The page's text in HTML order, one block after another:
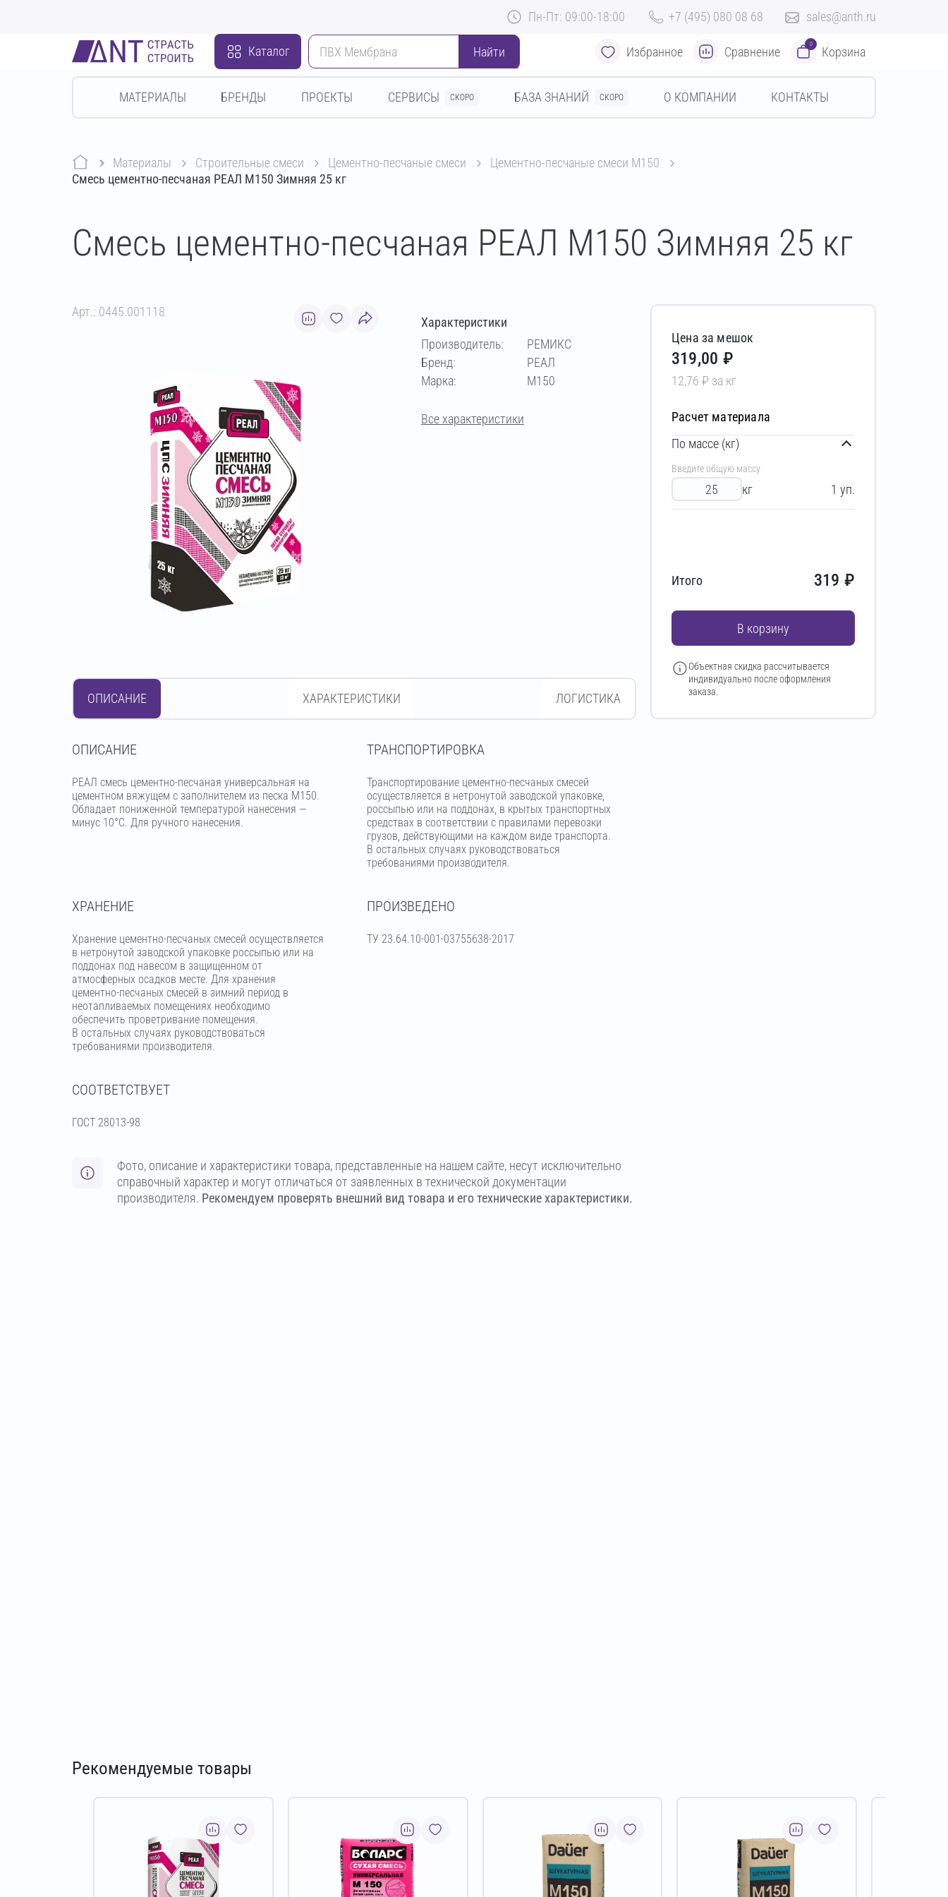
Пн-Пт: 09:00-18:00 +7 (495) 080 08 68 sales@anth.ru
Каталог Найти Избранное Сравнение
0
Корзина
МАТЕРИАЛЫ БРЕНДЫ ПРОЕКТЫ СЕРВИСЫ СКОРО БАЗА ЗНАНИЙ СКОРО О КОМПАНИИ КОНТАКТЫ
Материалы строительные смеси цементно-песчаные смеси
цементно-песчаные смеси М150
Смесь цементно-песчаная РЕАЛ М150 Зимняя 25 кг
Смесь цементно-песчаная РЕАЛ М150 Зимняя 25 кг
Арт.: 0445.001118
Характеристики
Производитель:
РЕМИКС
Бренд:
РЕАЛ
Марка:
М150
Все характеристики
ОПИСАНИЕ ХАРАКТЕРИСТИКИ ЛОГИСТИКА
OПИСАНИЕ
РЕАЛ смесь цементно-песчаная универсальная на
цементном вяжущем с заполнителем из песка М150.
Обладает пониженной температурой нанесения —
минус 10°С. Для ручного нанесения.
ТРАНСПОРТИРОВКА
Транспортирование цементно-песчаных смесей
осуществляется в нетронутой заводской упаковке,
россыпью или на поддонах, в крытых транспортных
средствах в соответствии с правилами перевозки
грузов, действующими на каждом виде транспорта.
В остальных случаях руководствоваться
требованиями производителя.
ХРАНЕНИЕ
Хранение цементно-песчаных смесей осуществляется
в нетронутой заводской упаковке россыпью или на
поддонах под навесом в защищенном от
атмосферных осадков месте. Для хранения
цементно-песчаных смесей в зимний период в
неотапливаемых помещениях необходимо
обеспечить проветривание помещения.
В остальных случаях руководствоваться
требованиями производителя.
ПРОИЗВЕДЕНО
ТУ 23.64.10-001-03755638-2017
СООТВЕТСТВУЕТ
ГОСТ 28013-98
Фото, описание и характеристики товара, представленные на нашем сайте, несут исключительно
справочный характер и могут отличаться от заявленных в технической документации
производителя. Рекомендуем проверять внешний вид товара и его технические характеристики.
Цена за мешок
319,00 ₽
12,76 ₽ за кг
Расчет материала
По массе (кг)
Введите общую массу
кг 1 уп.
Итого 319 ₽
В корзину
Объектная скидка рассчитывается
индивидуально после оформления
заказа.
Рекомендуемые товары